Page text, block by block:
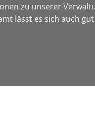
zu unserer
lässt es sich auch